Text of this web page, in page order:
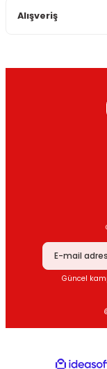
Alışveriş
Güncel